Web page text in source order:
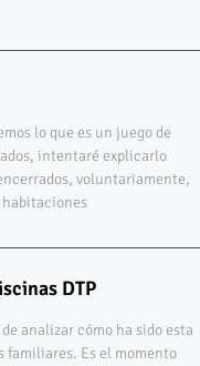
lo que es un juego de
intentaré explicarlo
voluntariamente,
DTP
analizar cómo ha sido esta
familiares. Es el momento